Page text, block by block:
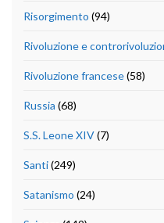
Risorgimento (94)
Rivoluzione e
Rivoluzione francese(58)
Russia (68)
S.S. Leone XIV(7)
Santi(249)
Satanismo (24)